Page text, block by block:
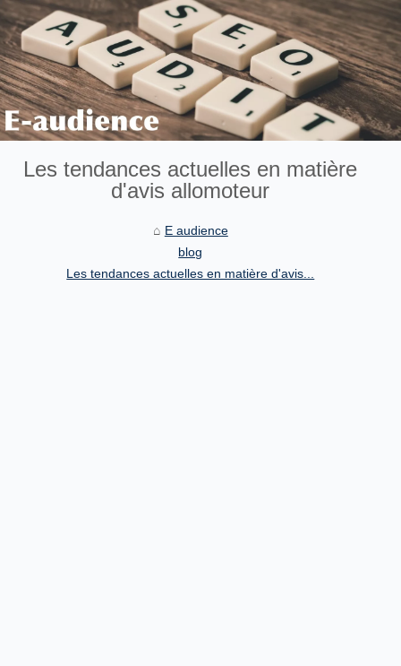
Les tendances actuelles en matière
d'avis allomoteur
E audience
blog
Les tendances actuelles en matière d'avis...